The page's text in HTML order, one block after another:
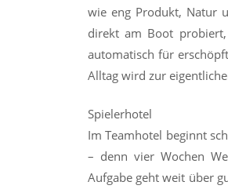
wie eng Produkt, Natur
direkt am Boot
automatisch für
Alltag wird zur
Spielerhotel
Im Teamhotel beginnt
– denn vier Wochen
Aufgabe geht weit über